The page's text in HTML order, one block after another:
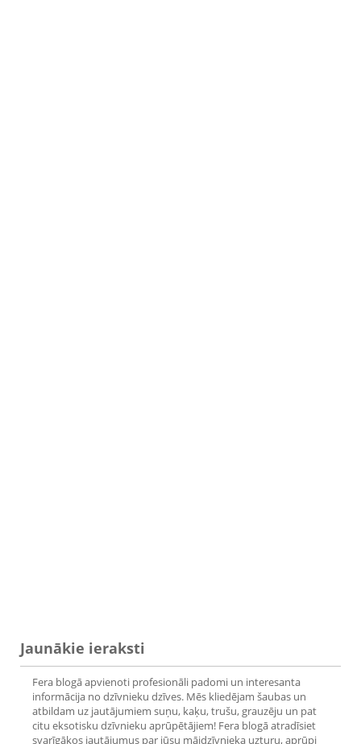
Jaunākie ieraksti
Fera blogā apvienoti profesionāli padomi un interesanta
informācija no dzīvnieku dzīves. Mēs kliedējam šaubas un
atbildam uz jautājumiem suņu, kaķu, trušu, grauzēju un pat
citu eksotisku dzīvnieku aprūpētājiem! Fera blogā atradīsiet
svarīgākos jautājumus par jūsu mājdzīvnieka uzturu, aprūpi